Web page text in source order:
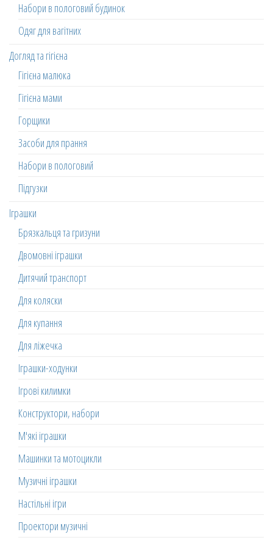
Набори в пологовий будинок
Одяг для вагітних
Догляд та гігієна
Гігієна малюка
Гігієна мами
Горщики
Засоби для прання
Набори в пологовий
Підгузки
Іграшки
Брязкальця та гризуни
Двомовні іграшки
Дитячий транспорт
Для коляски
Для купання
Для ліжечка
Іграшки-ходунки
Ігрові килимки
Конструктори, набори
М'які іграшки
Машинки та мотоцикли
Музичні іграшки
Настільні ігри
Проектори музичні